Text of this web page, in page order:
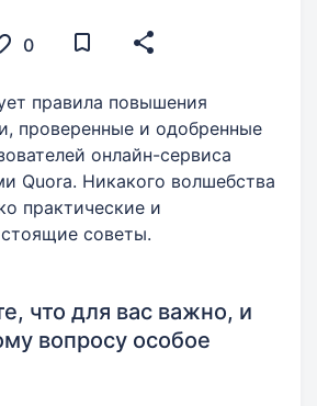
0
правила повышения
проверенные и одобренные
онлайн-сервиса
Quora. Никакого волшебства
практические и
советы.
что для вас важно, и
вопросу особое